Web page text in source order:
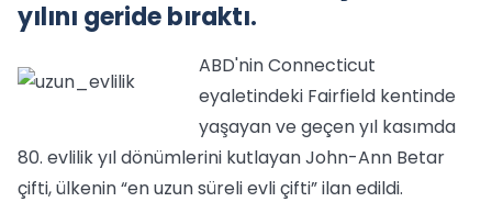
yılını geride bıraktı.
ABD'nin Connecticut
eyaletindeki Fairfield kentinde
yaşayan ve geçen yıl kasımda
80. evlilik yıl dönümlerini kutlayan John-Ann Betar
çifti, ülkenin “en uzun süreli evli çifti” ilan edildi.